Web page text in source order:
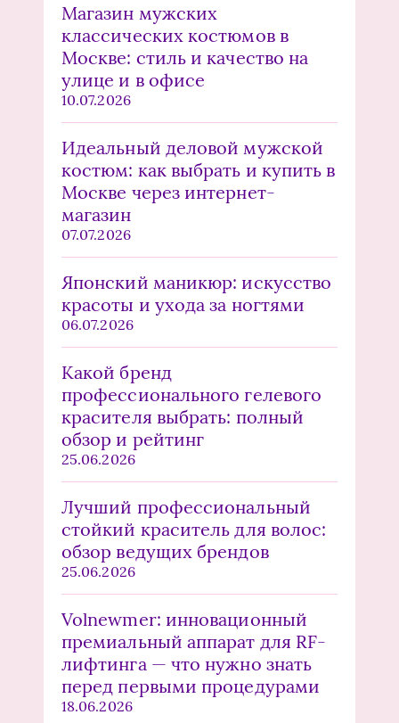
Магазин мужских
классических костюмов в
Москве: стиль и качество на
улице и в офисе
10.07.2026
Идеальный деловой мужской
костюм: как выбрать и купить в
Москве через интернет-
магазин
07.07.2026
Японский маникюр: искусство
красоты и ухода за ногтями
06.07.2026
Какой бренд
профессионального гелевого
красителя выбрать: полный
обзор и рейтинг
25.06.2026
Лучший профессиональный
стойкий краситель для волос:
обзор ведущих брендов
25.06.2026
Volnewmer: инновационный
премиальный аппарат для RF-
лифтинга — что нужно знать
перед первыми процедурами
18.06.2026